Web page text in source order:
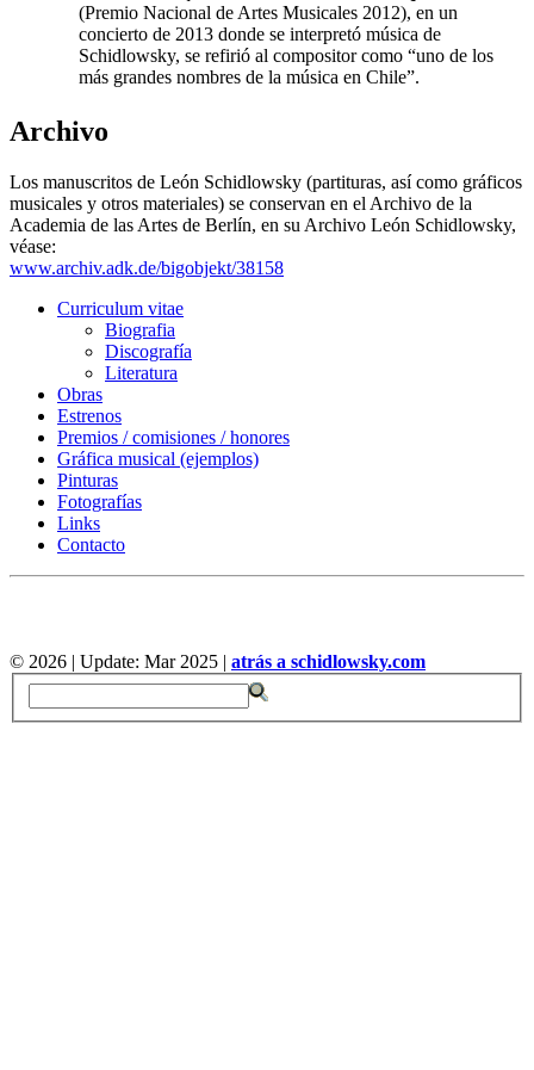
(Premio Nacional de Artes Musicales 2012), en un
concierto de 2013 donde se interpretó música de
Schidlowsky, se refirió al compositor como “uno de los
más grandes nombres de la música en Chile”.
Archivo
Los manuscritos de León Schidlowsky (partituras, así como gráficos
musicales y otros materiales) se conservan en el Archivo de la
Academia de las Artes de Berlín, en su Archivo León Schidlowsky,
véase:
www.archiv.adk.de/bigobjekt/38158
Curriculum vitae
Biografia
Discografía
Literatura
Obras
Estrenos
Premios / comisiones / honores
Gráfica musical (ejemplos)
Pinturas
Fotografías
Links
Contacto
© 2026 | Update: Mar 2025 | atrás a schidlowsky.com